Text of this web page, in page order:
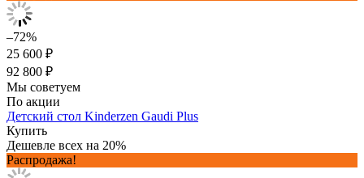
–72%
25 600 ₽
92 800 ₽
Мы советуем
По акции
Детский стол Kinderzen Gaudi Plus
Купить
Дешевле всех на 20%
Распродажа!